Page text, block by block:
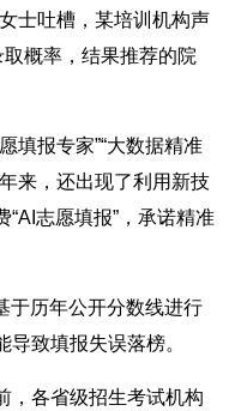
士吐槽，某培训机构声
取概率，结果推荐的院
填报专家”“大数据精准
来，还出现了利用新技
志愿填报”，承诺精准
于历年公开分数线进行
致填报失误落榜。
，各省级招生考试机构